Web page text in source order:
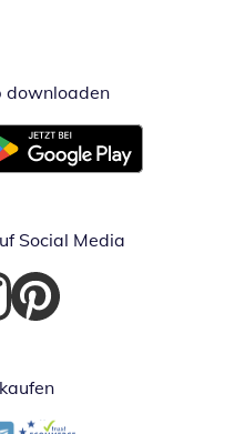
downloadenÖffnet in
in neuem Fenster
Social Media
Fenster
in neuem Fenster
Öffnet in neuem Fenster